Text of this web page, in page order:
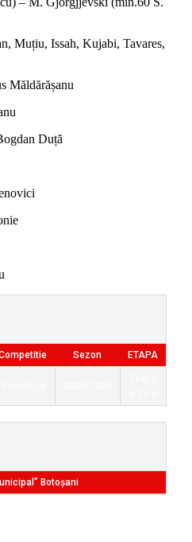
Muțiu, Issah, Kujabi, Tavares,
Măldărășanu
Duță
Sezon ETAPA
Botoșani